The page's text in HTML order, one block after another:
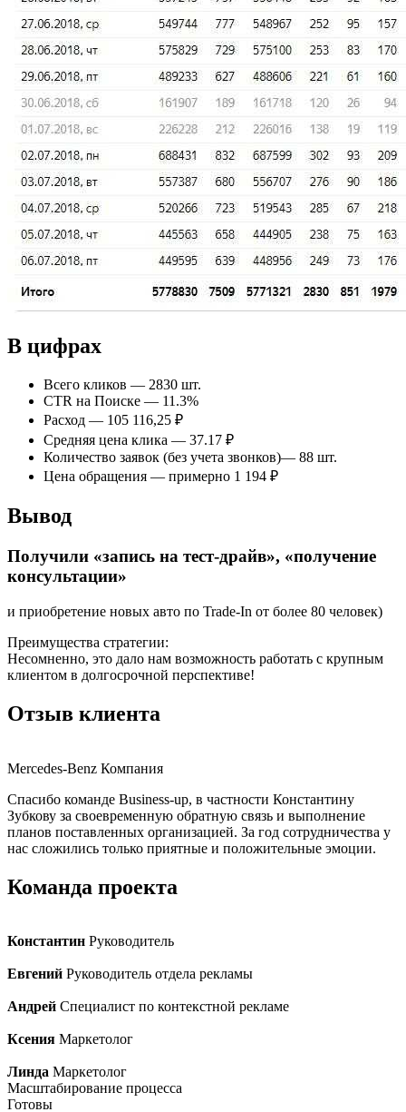
В цифрах
Всего кликов — 2830 шт.
СTR на Поиске — 11.3%
Расход — 105 116,25 ₽
Средняя цена клика — 37.17 ₽
Количество заявок (без учета звонков)— 88 шт.
Цена обращения — примерно 1 194 ₽
Вывод
Получили «запись на тест-драйв», «получение
консультации»
и приобретение новых авто по Trade-In от более 80 человек)
Преимущества стратегии:
Несомненно, это дало нам возможность работать с крупным
клиентом в долгосрочной перспективе!
Отзыв клиента
Mercedes-Benz Компания
Спасибо команде Business-up, в частности Константину
Зубкову за своевременную обратную связь и выполнение
планов поставленных организацией. За год сотрудничества у
нас сложились только приятные и положительные эмоции.
Команда проекта
Константин Руководитель
Евгений Руководитель отдела рекламы
Андрей Специалист по контекстной рекламе
Ксения Маркетолог
Линда Маркетолог
Масштабирование процесса
Готовы